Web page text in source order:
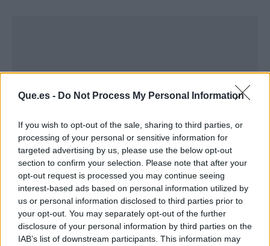
Que.es - Do Not Process My Personal Information
If you wish to opt-out of the sale, sharing to third parties, or
processing of your personal or sensitive information for
targeted advertising by us, please use the below opt-out
section to confirm your selection. Please note that after your
opt-out request is processed you may continue seeing
interest-based ads based on personal information utilized by
us or personal information disclosed to third parties prior to
your opt-out. You may separately opt-out of the further
disclosure of your personal information by third parties on the
IAB’s list of downstream participants. This information may
Publicidad